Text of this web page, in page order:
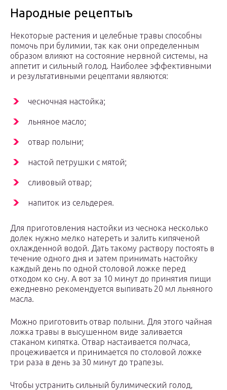
Народные рецептыъ
Некоторые растения и целебные травы способны
помочь при булимии, так как они определенным
образом влияют на состояние нервной системы, на
аппетит и сильный голод. Наиболее эффективными
и результативными рецептами являются:
чесночная настойка;
льняное масло;
отвар полыни;
настой петрушки с мятой;
сливовый отвар;
напиток из сельдерея.
Для приготовления настойки из чеснока несколько
долек нужно мелко натереть и залить кипяченой
охлажденной водой. Дать такому раствору постоять в
течение одного дня и затем принимать настойку
каждый день по одной столовой ложке перед
отходом ко сну. А вот за 10 минут до принятия пищи
ежедневно рекомендуется выпивать 20 мл льняного
масла.
Можно приготовить отвар полыни. Для этого чайная
ложка травы в высушенном виде заливается
стаканом кипятка. Отвар настаивается полчаса,
процеживается и принимается по столовой ложке
три раза в день за 30 минут до трапезы.
Чтобы устранить сильный булимический голод,